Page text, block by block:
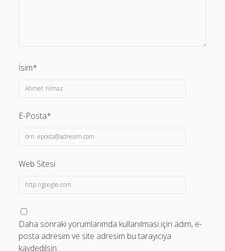
İsim*
E-Posta*
Web Sitesi
Daha sonraki yorumlarımda kullanılması için adım, e-
posta adresim ve site adresim bu tarayıcıya
kaydedilsin.